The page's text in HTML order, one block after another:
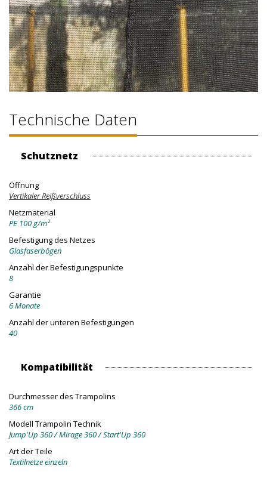
Technische Daten
Schutznetz
Öffnung
Vertikaler Reißverschluss
Netzmaterial
PE 100 g/m²
Befestigung des Netzes
Glasfaserbögen
Anzahl der Befestigungspunkte
8
Garantie
6 Monate
Anzahl der unteren Befestigungen
40
Kompatibilität
Durchmesser des Trampolins
366 cm
Modell Trampolin Technik
Jump'Up 360 / Mirage 360 / Start'Up 360
Art der Teile
Textilnetze einzeln